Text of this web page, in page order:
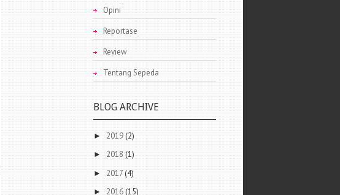
Opini
Reportase
Review
Tentang Sepeda
BLOG ARCHIVE
► 2019(2)
► 2018 (1)
► 2017(4)
► 2016(15)